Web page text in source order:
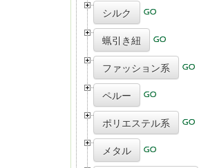
シルク
蝋引き紐
ファッション系
ペルー
ポリエステル系
メタル